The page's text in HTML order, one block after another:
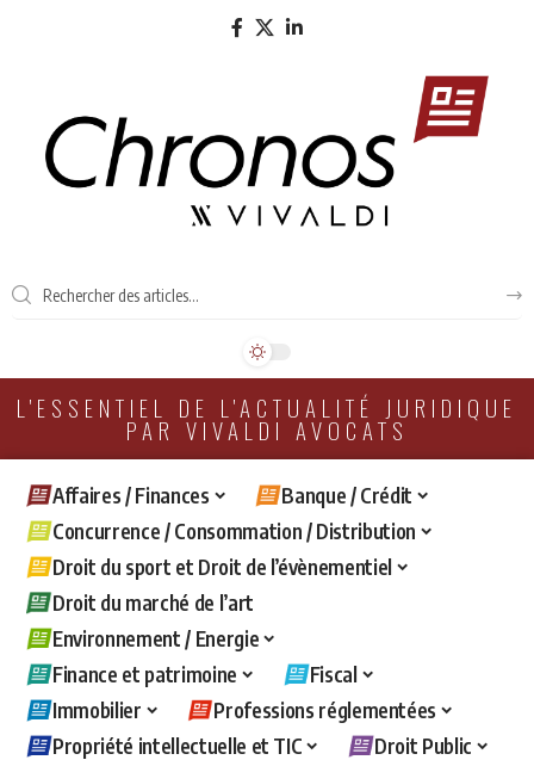
L'ESSENTIEL DE L'ACTUALITÉ JURIDIQUE
PAR VIVALDI AVOCATS
Affaires / Finances
Banque / Crédit
Concurrence / Consommation / Distribution
Droit du sport et Droit de l’évènementiel
Droit du marché de l’art
Environnement / Energie
Finance et patrimoine
Fiscal
Immobilier
Professions réglementées
Propriété intellectuelle et TIC
Droit Public